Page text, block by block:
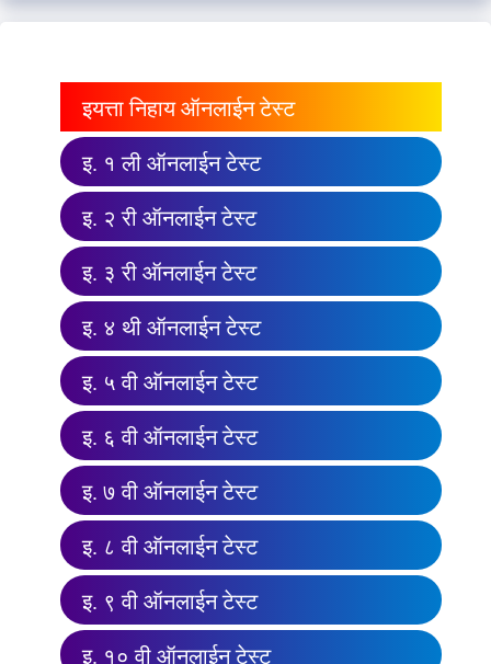
इयत्ता निहाय ऑनलाईन टेस्ट
इ. १ ली ऑनलाईन टेस्ट
इ. २ री ऑनलाईन टेस्ट
इ. ३ री ऑनलाईन टेस्ट
इ. ४ थी ऑनलाईन टेस्ट
इ. ५ वी ऑनलाईन टेस्ट
इ. ६ वी ऑनलाईन टेस्ट
इ. ७ वी ऑनलाईन टेस्ट
इ. ८ वी ऑनलाईन टेस्ट
इ. ९ वी ऑनलाईन टेस्ट
इ. १० वी ऑनलाईन टेस्ट